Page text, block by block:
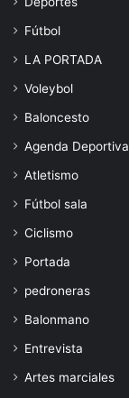
Fútbol
LA PORTADA
Voleybol
Baloncesto
Agenda Deportiva
Atletismo
Fútbol sala
Ciclismo
Portada
pedroneras
Balonmano
Entrevista
Artes marciales